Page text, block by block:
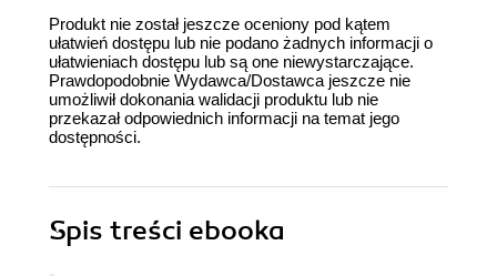
Produkt nie został jeszcze oceniony pod kątem
ułatwień dostępu lub nie podano żadnych informacji o
ułatwieniach dostępu lub są one niewystarczające.
Prawdopodobnie Wydawca/Dostawca jeszcze nie
umożliwił dokonania walidacji produktu lub nie
przekazał odpowiednich informacji na temat jego
dostępności.
Spis treści ebooka